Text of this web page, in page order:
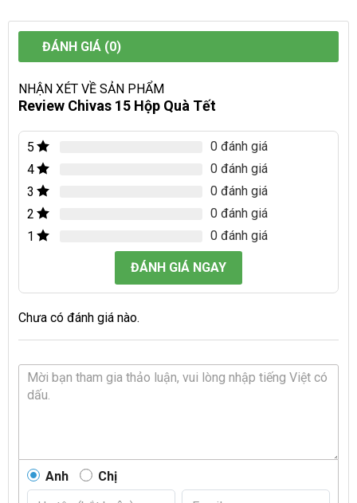
ĐÁNH GIÁ (0)
NHẬN XÉT VỀ SẢN PHẨM
Review Chivas 15 Hộp Quà Tết
5
0 đánh giá
4
0 đánh giá
3
0 đánh giá
2
0 đánh giá
1
0 đánh giá
ĐÁNH GIÁ NGAY
Chưa có đánh giá nào.
Anh Chị